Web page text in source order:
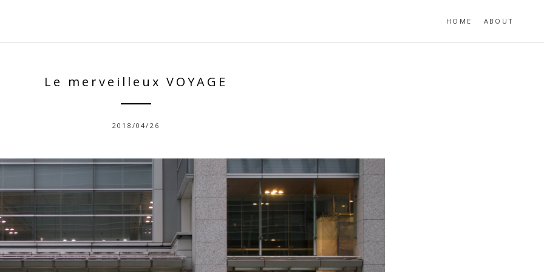
HOME ABOUT
Le merveilleux VOYAGE
2018/04/26